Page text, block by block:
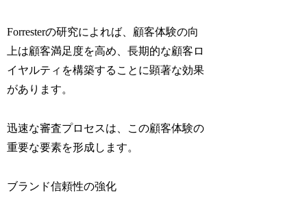
Forresterの研究によれば、顧客体験の向
上は顧客満足度を高め、長期的な顧客ロ
イヤルティを構築することに顕著な効果
があります。
迅速な審査プロセスは、この顧客体験の
重要な要素を形成します。
ブランド信頼性の強化